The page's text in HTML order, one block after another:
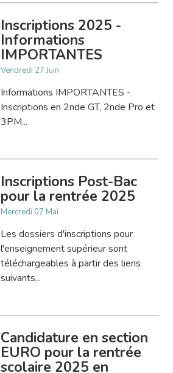
Inscriptions 2025 -
Informations
IMPORTANTES
Vendredi 27 Juin
Informations IMPORTANTES -
Inscriptions en 2nde GT, 2nde Pro et
3PM...
Inscriptions Post-Bac
pour la rentrée 2025
Mercredi 07 Mai
Les dossiers d'inscriptions pour
l'enseignement supérieur sont
téléchargeables à partir des liens
suivants...
Candidature en section
EURO pour la rentrée
scolaire 2025 en